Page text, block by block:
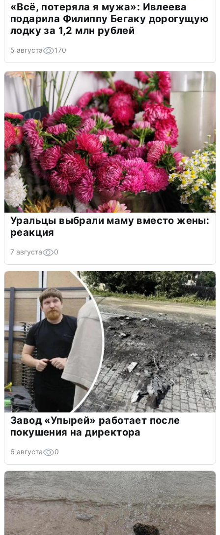
«Всё, потеряла я мужа»: Ивлеева
подарила Филиппу Бегаку дорогущую
лодку за 1,2 млн рублей
5 августа 170
Уральцы выбрали маму вместо жены:
реакция
7 августа 0
Завод «Упырей» работает после
покушения на директора
6 августа 0